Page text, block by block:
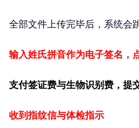
全部文件上传完毕后，系统会
输入姓氏拼音作为电子签名，
支付签证费与生物识别费，提
收到指纹信与体检指示